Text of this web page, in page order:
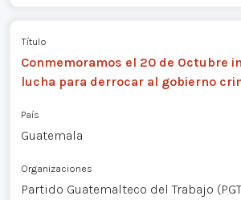
Título
Conmemoramos el 20 de Octubre
lucha para derrocar al gobierno
País
Guatemala
Organizaciones
Partido Guatemalteco del Trabajo